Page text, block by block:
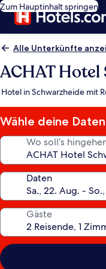
Zum Hauptinhalt springen
Alle Unterkünfte
ACHAT
Hotel in Schwarzheide mit
Wähle deine
Wo soll’s
Daten
Gäste